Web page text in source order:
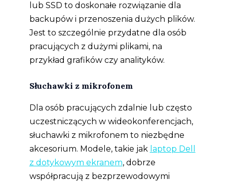
lub SSD to doskonałe rozwiązanie dla
backupów i przenoszenia dużych plików.
Jest to szczególnie przydatne dla osób
pracujących z dużymi plikami, na
przykład grafików czy analityków.
Słuchawki z mikrofonem
Dla osób pracujących zdalnie lub często
uczestniczących w wideokonferencjach,
słuchawki z mikrofonem to niezbędne
akcesorium. Modele, takie jak laptop Dell
z dotykowym ekranem, dobrze
współpracują z bezprzewodowymi